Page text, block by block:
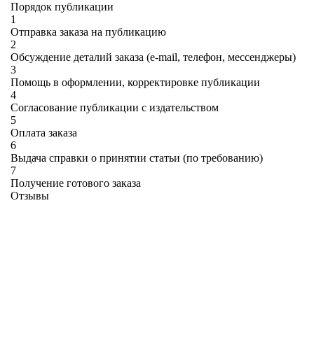
Порядок публикации
1
Отправка заказа на публикацию
2
Обсуждение деталий заказа (e-mail, телефон, мессенджеры)
3
Помощь в оформлении, корректировке публикации
4
Согласование публикации с издательством
5
Оплата заказа
6
Выдача справки о принятии статьи (по требованию)
7
Получение готового заказа
Отзывы